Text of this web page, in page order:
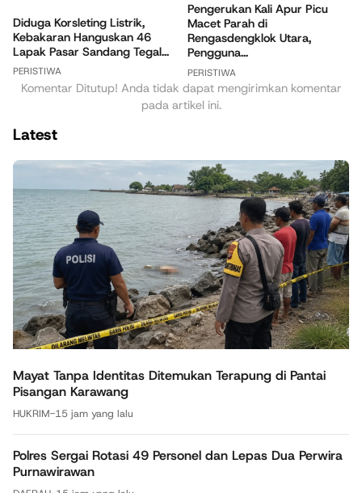
Diduga Korsleting Listrik,
Kebakaran Hanguskan 46
Lapak Pasar Sandang Tegal...
PERISTIWA
Pengerukan Kali Apur Picu
Macet Parah di
Rengasdengklok Utara,
Pengguna...
PERISTIWA
Komentar Ditutup! Anda tidak dapat mengirimkan komentar
pada artikel ini.
Latest
Mayat Tanpa Identitas Ditemukan Terapung di Pantai
Pisangan Karawang
HUKRIM-15 jam yang lalu
Polres Sergai Rotasi 49 Personel dan Lepas Dua Perwira
Purnawirawan